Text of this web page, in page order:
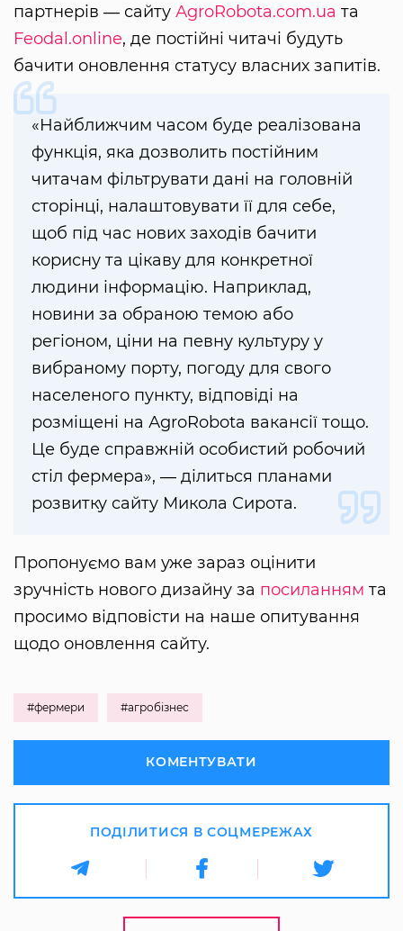
партнерів ― сайту АgroRobota.com.ua та
Feodal.online, де постійні читачі будуть
бачити оновлення статусу власних запитів.
«Найближчим часом буде реалізована
функція, яка дозволить постійним
читачам фільтрувати дані на головній
сторінці, налаштовувати її для себе,
щоб під час нових заходів бачити
корисну та цікаву для конкретної
людини інформацію. Наприклад,
новини за обраною темою або
регіоном, ціни на певну культуру у
вибраному порту, погоду для свого
населеного пункту, відповіді на
розміщені на АgroRobota вакансії тощо.
Це буде справжній особистий робочий
стіл фермера», ― ділиться планами
розвитку сайту Микола Сирота.
Пропонуємо вам уже зараз оцінити
зручність нового дизайну за посиланням та
просимо відповісти на наше опитування
щодо оновлення сайту.
#фермери #агробізнес
КОМЕНТУВАТИ
ПОДІЛИТИСЯ В СОЦМЕРЕЖАХ